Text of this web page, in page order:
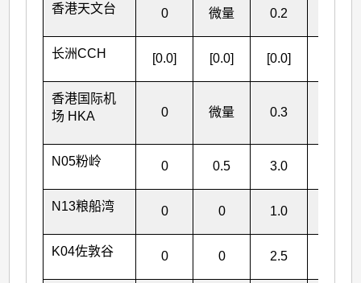
香港天文台 0 微量 0.2
长洲CCH [0.0] [0.0] [0.0]
香港国际机
场 HKA
0 微量 0.3
N05粉岭 0 0.5 3.0
N13粮船湾 0 0 1.0
K04佐敦谷 0 0 2.5